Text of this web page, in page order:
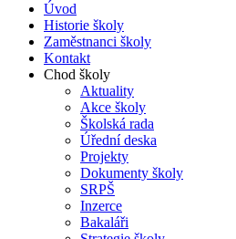
Úvod
Historie školy
Zaměstnanci školy
Kontakt
Chod školy
Aktuality
Akce školy
Školská rada
Úřední deska
Projekty
Dokumenty školy
SRPŠ
Inzerce
Bakaláři